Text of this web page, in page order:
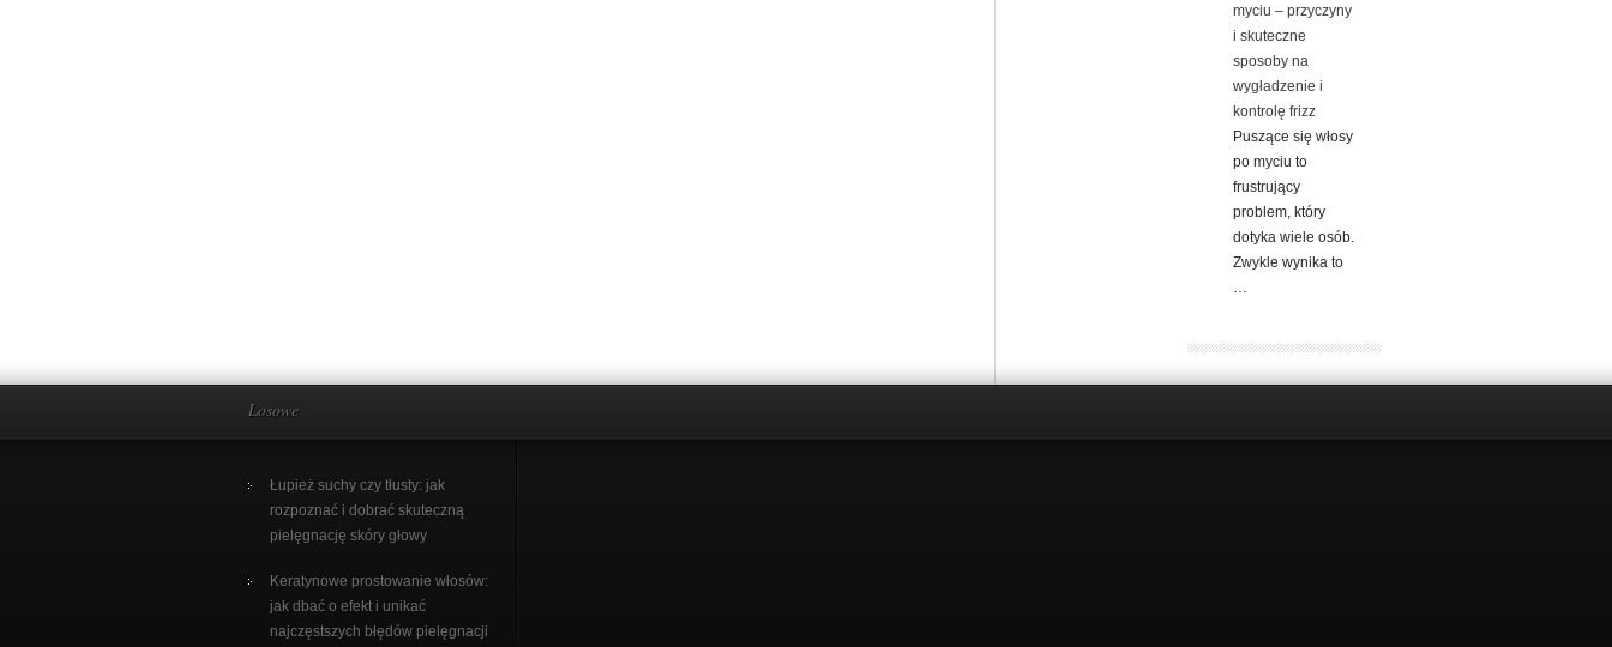
myciu – przyczyny
i skuteczne
sposoby na
wygładzenie i
kontrolę frizz
Puszące się włosy
po myciu to
frustrujący
problem, który
dotyka wiele osób.
Zwykle wynika to
…
Losowe
Łupież suchy czy tłusty: jak
rozpoznać i dobrać skuteczną
pielęgnację skóry głowy
Keratynowe prostowanie włosów:
jak dbać o efekt i unikać
najczęstszych błędów pielęgnacji